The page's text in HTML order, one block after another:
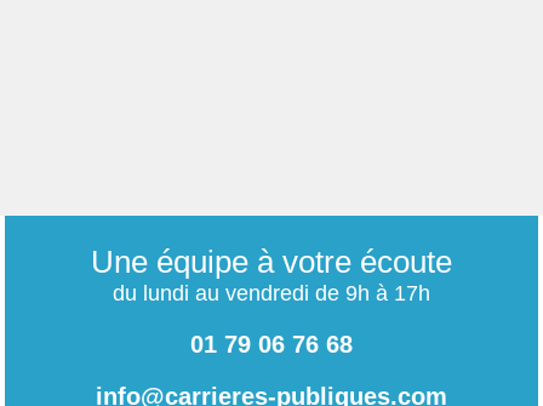
Une équipe à votre écoute
du lundi au vendredi de 9h à 17h
01 79 06 76 68
info@carrieres-publiques.com